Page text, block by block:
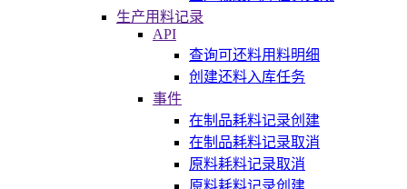
生产用料记录
API
查询可还料用料明细
创建还料入库任务
事件
在制品耗料记录创建
在制品耗料记录取消
原料耗料记录取消
原料耗料记录创建